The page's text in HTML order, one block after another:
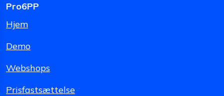
Pro6PP
Hjem
Demo
Webshops
Prisfastsættelse